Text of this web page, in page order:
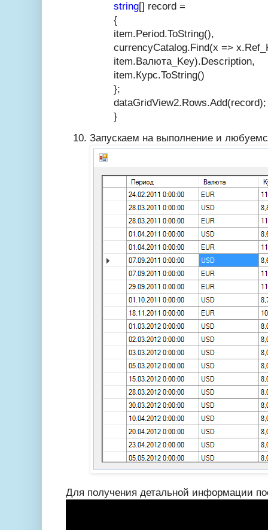
string[] record =
{
item.Period.ToString(),
currencyCatalog.Find(x =>
item.Валюта_Key).Description,
item.Курс.ToString()
};
dataGridView2.Rows.Add(record);
}
Запускаем на выполнение и
Для получения детальной информации